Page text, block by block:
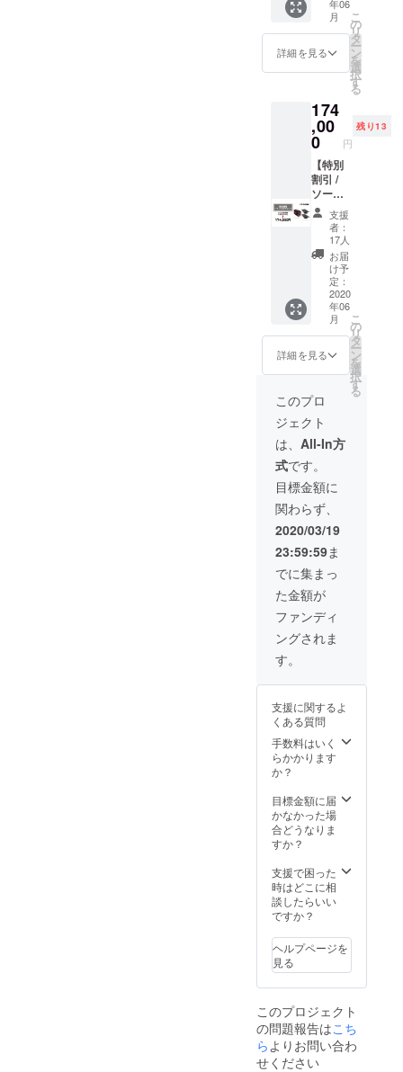
見」から実
際に商品化
するまでに
はワクワク
ポジティブ
シンキング
もあります
が、そこに
は様々なリ
スクやハー
ドルが必ず
存在しま
す。私たち
は、これを
乗り越え
「実現」を
モットーに
す。
「ZITSUGE
N」は、今後
もファンタ
スティック
なプロダク
トを日本に
広めていき
ます。
フ！】
【送料
無料】
SOLIFE
本体*1
純正
ラーパ
ネル*1
SOLIFE
本体
(メー
カー希
望小売
価格
173,000
ソー
ラーパ
ネル
(メー
カー希
望小売
価格
25,000
円) メー
カ希望
小売価
格 / 合計
198,000
円 ↓
155,900
円
年06
月
詳細を見る
こ
の
リ
タ
ー
ン
を
選
択
す
る
174
,00
0 円
残り13
【特別
割引 /
ソー
ラーパ
ネル2枚
セット
コー
ス：
50,000
円オ
フ！】
【送料
無料】
SOLIFE
本体*1
純正
ソー
ラーパ
ネル*2
SOLIFE
本体
(メー
カー希
望小売
価格
173,000
円) 純正
ソー
ラーパ
ネル
(メー
カー希
望小売
価格
メーカ
売価格 /
合計
223,000
円 ↓ 先
着20
限定
174,000
円
支援
者：
17人
お届
け予
定：
2020
年06
月
詳細を見る
こ
の
リ
タ
ー
ン
を
選
択
す
る
このプロ
ジェクト
は、 All-In方
式です。
目標金額に
関わらず、
2020/03/19
23:59:59ま
でに集まっ
た金額が
ファンディ
ングされま
す。
支援に関するよ
くある質問
手数料はいく
らかかります
か？
目標金額に届
かなかった場
合どうなりま
すか？
支援で困った
時はどこに相
談したらいい
ですか？
ヘルプページを
見る
このプロジェクト
の問題報告はこち
ら よりお問い合わ
せください